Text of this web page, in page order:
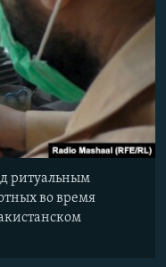
ритуальным
во время